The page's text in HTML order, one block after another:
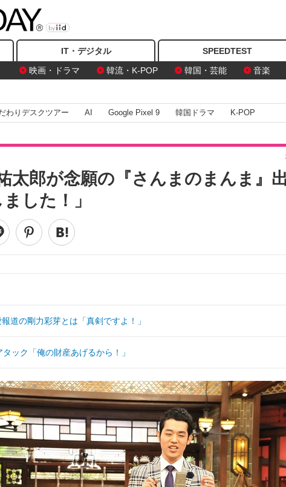
IT・デジタル SPEEDTEST
映画・ドラマ
韓流・K-POP 韓国・芸能 音楽
わりデスクツアー AI Google Pixel 9 韓国ドラマ K-POP
太郎が念願の『さんまのまんま』
ました！」
道の剛力彩芽とは「真剣ですよ！」
ック「俺の財産あげるから！」